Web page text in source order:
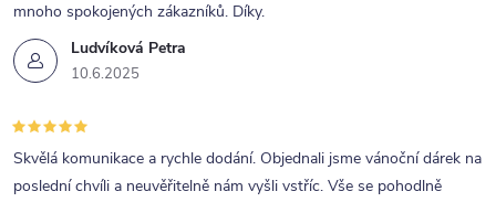
Ludvíková Petra
10.6.2025
mnoho spokojených zákazníků. Díky.
Skvělá komunikace a rychle dodání. Objednali jsme vánoční dárek na
poslední chvíli a neuvěřitelně nám vyšli vstříc. Vše se pohodlně